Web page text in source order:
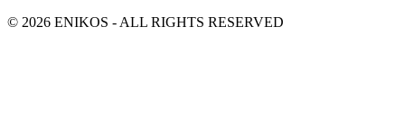
© 2026 ENIKOS - ALL RIGHTS RESERVED